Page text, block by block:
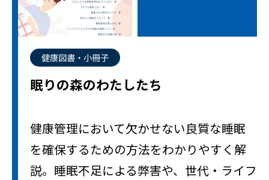
健康図書・小冊子
眠りの森のわたしたち
健康管理において欠かせない良質な睡眠
を確保するための方法をわかりやすく解
説。睡眠不足による弊害や、世代・ライフ